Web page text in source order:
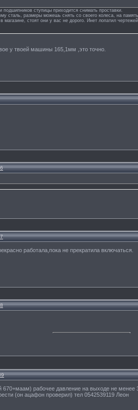
подшипников ступицы приходится снимать проставки.
сталь, размеры можешь снять со своего колеса, на
стоят они у вас не дорого. Инет лопатил
у твоей машины 165,1мм ,это точно.
работала,пока не прекратила включаться.
рабочее давление на выходе не менее
(он ацафон проверил) тел 0542539119 Леон